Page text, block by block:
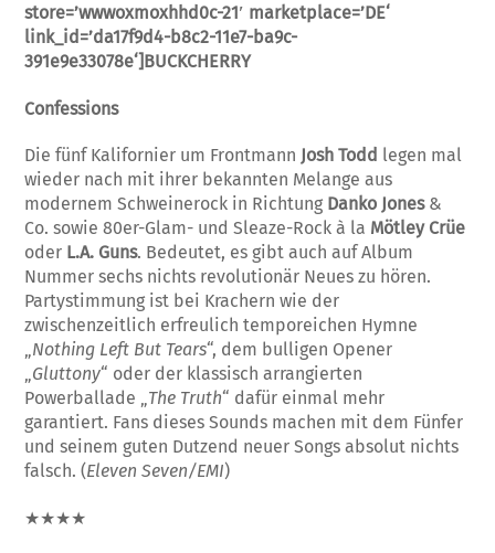
store=’wwwoxmoxhhd0c-21′ marketplace=’DE‘
link_id=’da17f9d4-b8c2-11e7-ba9c-
391e9e33078e‘]BUCKCHERRY
Confessions
Die fünf Kalifornier um Frontmann Josh Todd legen mal
wieder nach mit ihrer bekannten Melange aus
modernem Schweinerock in Richtung Danko Jones&
Co. sowie 80er-Glam- und Sleaze-Rock à la Mötley Crüe
oder L.A. Guns. Bedeutet, es gibt auch auf Album
Nummer sechs nichts revolutionär Neues zu hören.
Partystimmung ist bei Krachern wie der
zwischenzeitlich erfreulich temporeichen Hymne
„Nothing Left But Tears“, dem bulligen Opener
„Gluttony“ oder der klassisch arrangierten
Powerballade „The Truth“ dafür einmal mehr
garantiert. Fans dieses Sounds machen mit dem Fünfer
und seinem guten Dutzend neuer Songs absolut nichts
falsch. (Eleven Seven/EMI)
★★★★